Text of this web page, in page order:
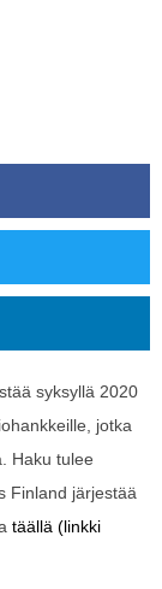
syksyllä 2020
jotka
Haku tulee
Finland järjestää
täällä (linkki